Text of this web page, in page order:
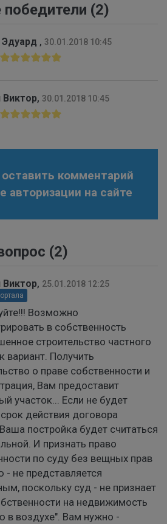
(2)
, 30.01.2018 10:45
, 30.01.2018 10:45
комментарий
авторизации на сайте
(2)
, 25.01.2018 12:25
Возможно
в собственность
строительство частного
вариант. Получить
о праве собственности и
Вам предоставит
участок... Если не будет
действия договора
постройка будет считаться
И признать право
по суду без вещных прав
- не представляется
поскольку суд - не признает
на недвижимость
в воздухе". Вам нужно -